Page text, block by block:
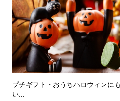
プチギフト・おうちハロウィンに
い...